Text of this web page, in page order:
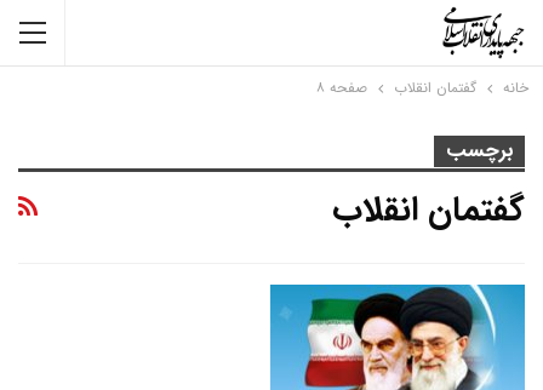
خانه گفتمان انقلاب صفحه ۸
برچسب
گفتمان انقلاب